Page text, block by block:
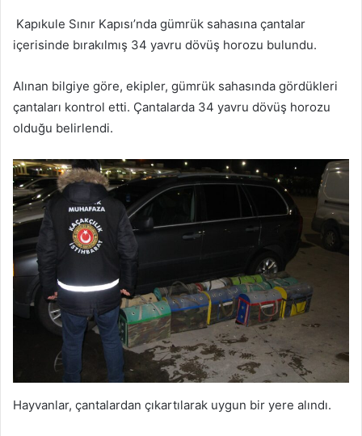
Kapıkule Sınır Kapısı’nda gümrük sahasına çantalar
içerisinde bırakılmış 34 yavru dövüş horozu bulundu.
Alınan bilgiye göre, ekipler, gümrük sahasında gördükleri
çantaları kontrol etti. Çantalarda 34 yavru dövüş horozu
olduğu belirlendi.
Hayvanlar, çantalardan çıkartılarak uygun bir yere alındı.